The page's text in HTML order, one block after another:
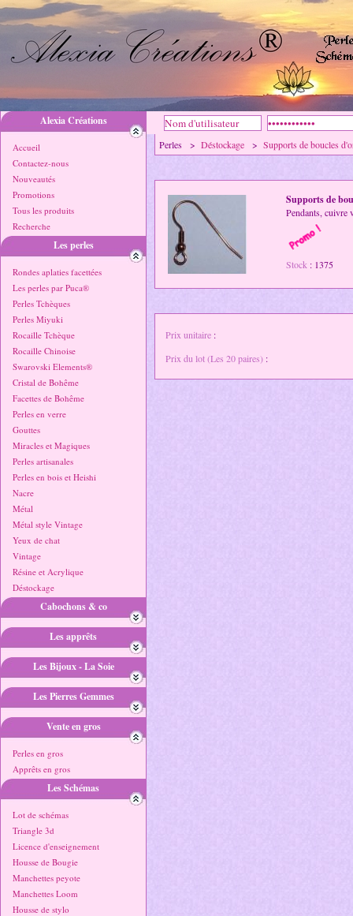
Alexia Créations
Accueil
Contactez-nous
Nouveautés
Promotions
Tous les produits
Recherche
Les perles
Rondes aplaties facettées
Les perles par Puca®
Perles Tchèques
Perles Miyuki
Rocaille Tchèque
Rocaille Chinoise
Swarovski Elements®
Cristal de Bohême
Facettes de Bohême
Perles en verre
Gouttes
Miracles et Magiques
Perles artisanales
Perles en bois et Heishi
Nacre
Métal
Métal style Vintage
Yeux de chat
Vintage
Résine et Acrylique
Déstockage
Cabochons & co
Les apprêts
Les Bijoux - La Soie
Les Pierres Gemmes
Vente en gros
Perles en gros
Apprêts en gros
Les Schémas
Lot de schémas
Triangle 3d
Licence d'enseignement
Housse de Bougie
Manchettes peyote
Manchettes Loom
Housse de stylo
Perles > Déstockage > Supports de boucles
Supports de
Pendants, cuivre
Stock : 1375
Prix unitaire :
Prix du lot (Les 20 paires) :